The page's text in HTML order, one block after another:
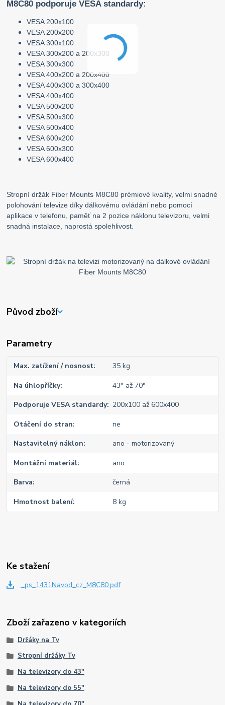
M8C80 podporuje VESA standardy:
VESA 200x100
VESA 200x200
VESA 300x100
VESA 300x200 a 200x300
VESA 300x300
VESA 400x200 a 200x400
VESA 400x300 a 300x400
VESA 400x400
VESA 500x200
VESA 500x300
VESA 500x400
VESA 600x200
VESA 600x300
VESA 600x400
Stropní držák Fiber Mounts M8C80 prémiové kvality, velmi snadné
polohování televize díky dálkovému ovládání nebo pomocí
aplikace v telefonu, paměť na 2 pozice náklonu televizoru, velmi
snadná instalace, naprostá spolehlivost.
Původ zboží
Parametry
Max. zatížení / nosnost 35 kg
Na úhlopříčky 43" až 70"
Podporuje VESA standardy 200x100 až 600x400
Otáčení do stran ne
Nastavitelný náklon ano - motorizovaný
Montážní materiál ano
Barva černá
Hmotnost balení 8 kg
Ke stažení
_ps_1431Navod_cz_M8C80.pdf
Zboží zařazeno v kategoriích
Držáky na Tv
Stropní držáky Tv
Na televizory do 43"
Na televizory do 55"